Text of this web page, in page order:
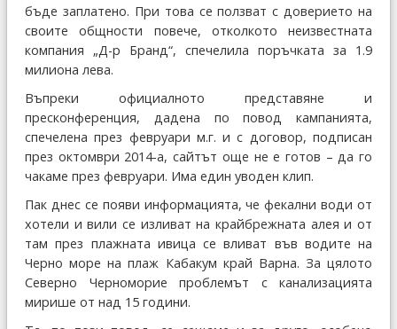
бъде заплатено. При това се ползват с доверието на
своите общности повече, отколкото неизвестната
компания „Д-р Бранд“, спечелила поръчката за 1.9
милиона лева.
Въпреки официалното представяне и
пресконференция, дадена по повод кампанията,
спечелена през февруари м.г. и с договор, подписан
през октомври 2014-а, сайтът още не е готов – да го
чакаме през февруари. Има един уводен клип.
Пак днес се появи информацията, че фекални води от
хотели и вили се изливат на крайбрежната алея и от
там през плажната ивица се вливат във водите на
Черно море на плаж Кабакум край Варна. За цялото
Северно Черноморие проблемът с канализацията
мирише от над 15 години.